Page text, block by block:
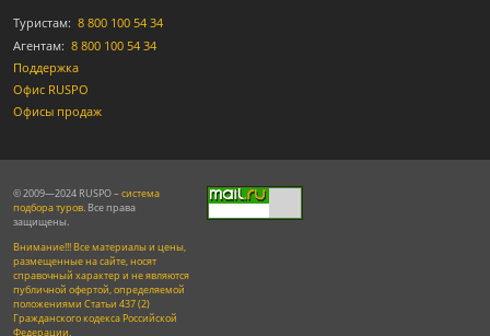
Туристам: 8 800 100 54 34
Агентам: 8 800 100 54 34
Поддержка
Офис RUSPO
Офисы продаж
© 2009—2024 RUSPO – система
подбора туров. Все права
защищены.
Внимание!!! Все материалы и цены,
размещенные на сайте, носят
справочный характер и не являются
публичной офертой, определяемой
положениями Статьи 437 (2)
Гражданского кодекса Российской
Федерации.